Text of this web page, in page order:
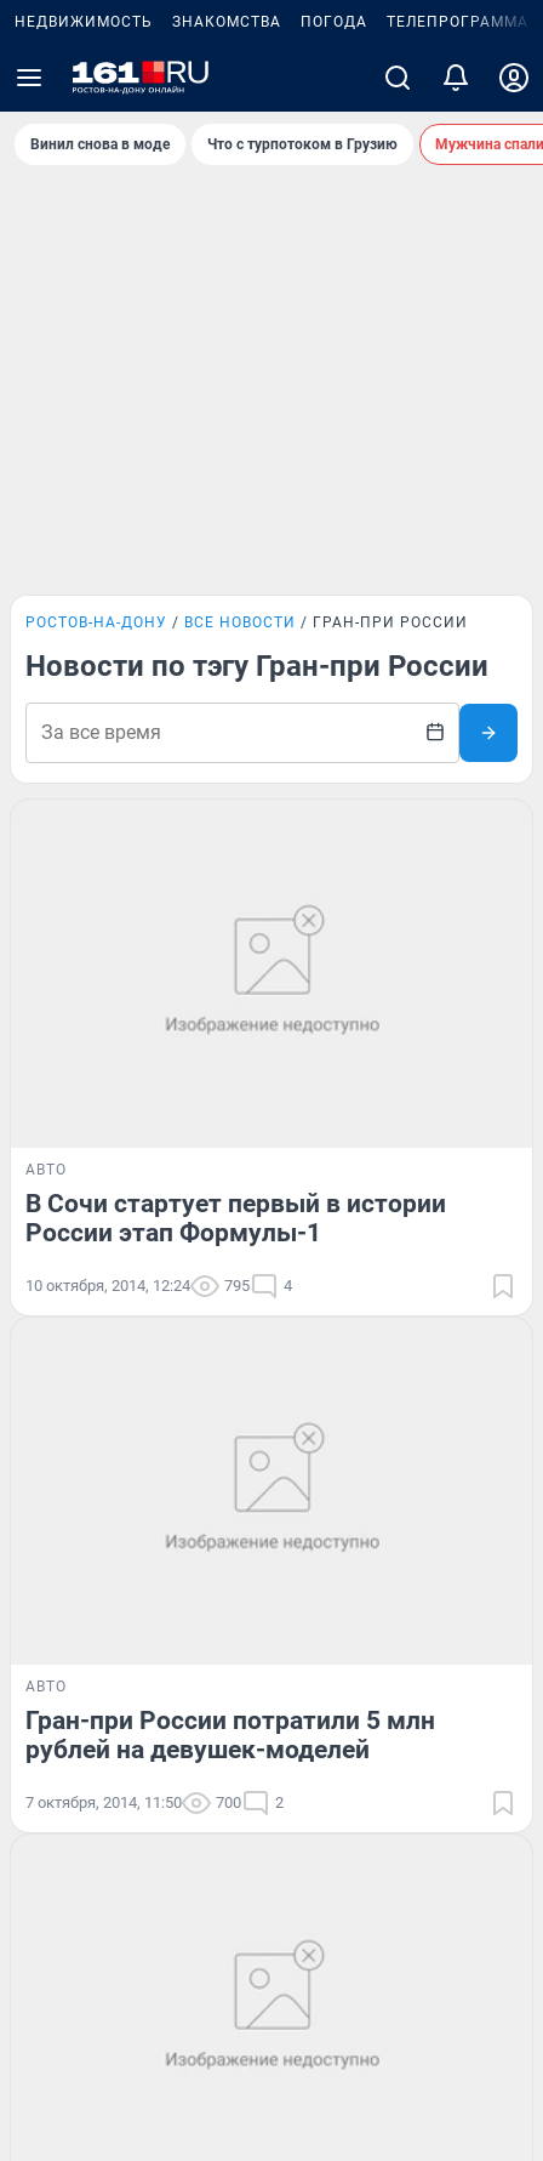
НЕДВИЖИМОСТЬ ЗНАКОМСТВА ПОГОДА ТЕЛЕПРОГРАММА
Винил снова в моде Что с турпотоком в Грузию Мужчина
РОСТОВ-НА-ДОНУ ВСЕ НОВОСТИ ГРАН-ПРИ РОССИИ
Новости по тэгу Гран-при России
АВТО
В Сочи стартует первый в истории
России этап Формулы-1
10 октября, 2014, 12:24 795 4
АВТО
Гран-при России потратили 5 млн
рублей на девушек-моделей
7 октября, 2014, 11:50 700 2